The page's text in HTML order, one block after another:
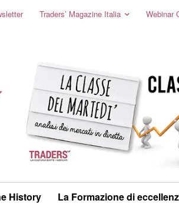
Traders’ Magazine Italia Webinar
History La Formazione di